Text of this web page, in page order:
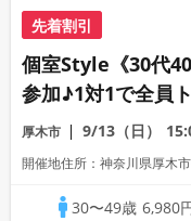
先着割引
個室Style《30代
参加♪1対1で全員
活パーティー
厚木市 9/13（日）
開催地住所：神奈川県厚木
30〜49歳 6,980